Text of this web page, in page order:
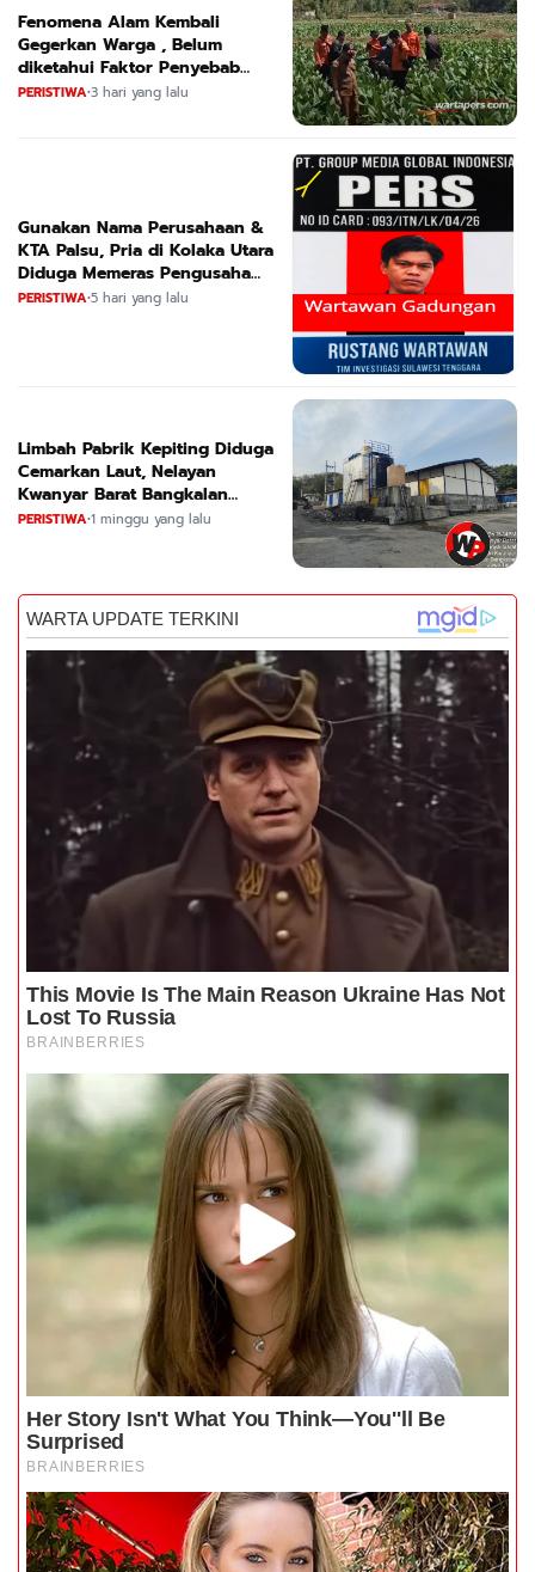
Fenomena Alam Kembali
Gegerkan Warga , Belum
diketahui Faktor Penyebab
Suara
PERISTIWA•3 hari yang lalu
Gunakan Nama Perusahaan &
KTA Palsu, Pria di Kolaka Utara
Diduga Memeras Pengusaha
Tambang dan Minyak
PERISTIWA•5 hari yang lalu
Limbah Pabrik Kepiting Diduga
Cemarkan Laut, Nelayan
Kwanyar Barat Bangkalan
Desak DLH Turun Tangan
PERISTIWA•1 minggu yang lalu